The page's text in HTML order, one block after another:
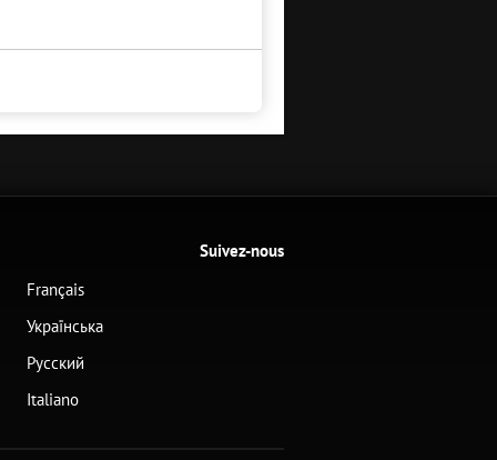
Français
Українська
Русский
Italiano
Suivez-nous